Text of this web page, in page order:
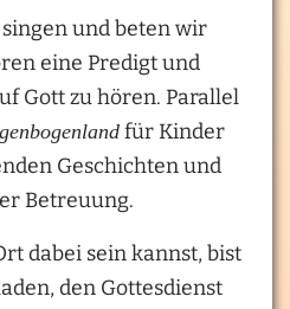
und beten wir
eine Predigt und
Gott zu hören. Parallel
für Kinder
Geschichten und
Betreuung.
dabei sein kannst, bist
den Gottesdienst